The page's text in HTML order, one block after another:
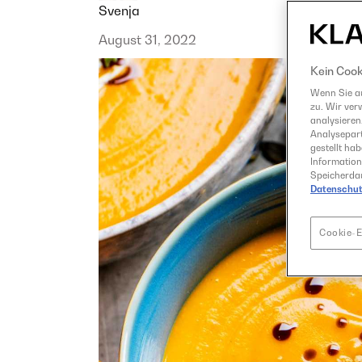
Svenja
August 31, 2022
Kein
Wenn Sie
zu. Wir
gestellt
Cookie-